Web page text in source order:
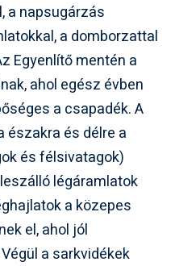
a napsugárzás
a domborzattal
Egyenlítő mentén a
ahol egész évben
a csapadék. A
északra és délre a
és félsivatagok)
légáramlatok
a közepes
el, ahol jól
a sarkvidékek